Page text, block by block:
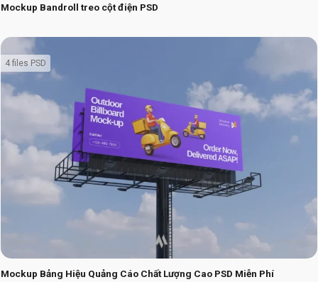
Mockup Bandroll treo cột điện PSD
Mockup Bảng Hiệu Quảng Cáo Chất Lượng Cao PSD Miễn Phí
4 files PSD